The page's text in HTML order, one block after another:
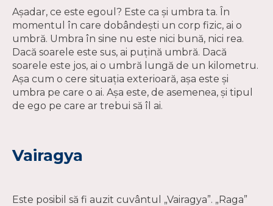
Așadar, ce este egoul? Este ca și umbra ta. În
momentul în care dobândești un corp fizic, ai o
umbră. Umbra în sine nu este nici bună, nici rea.
Dacă soarele este sus, ai puțină umbră. Dacă
soarele este jos, ai o umbră lungă de un kilometru.
Așa cum o cere situația exterioară, așa este și
umbra pe care o ai. Așa este, de asemenea, și tipul
de ego pe care ar trebui să îl ai.
Vairagya
Este posibil să fi auzit cuvântul „Vairagya”. „Raga”